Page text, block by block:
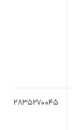
2835270045